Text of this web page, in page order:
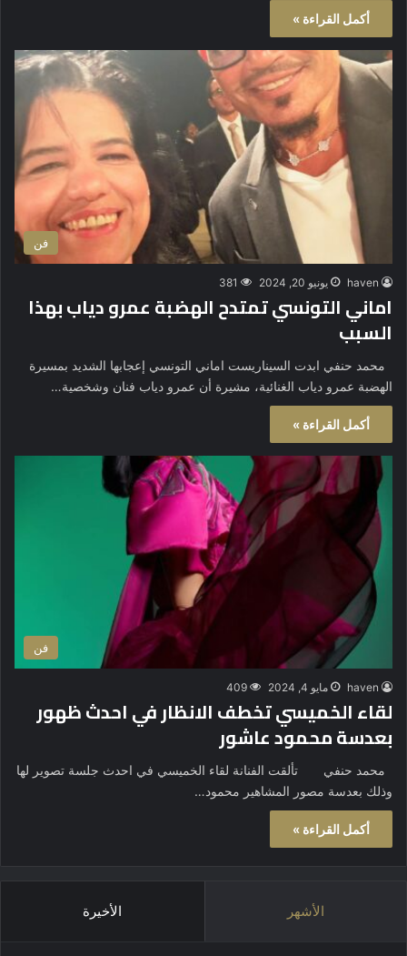
أكمل القراءة »
فن
haven يونيو 20, 2024 381
اماني التونسي تمتدح الهضبة عمرو دياب بهذا
السبب
محمد حنفي ابدت السيناريست اماني التونسي إعجابها الشديد بمسيرة
الهضبة عمرو دياب الغنائية، مشيرة أن عمرو دياب فنان وشخصية…
أكمل القراءة »
فن
haven مايو 4, 2024 409
لقاء الخميسي تخطف الانظار في احدث ظهور
بعدسة محمود عاشور
محمد حنفي تألقت الفنانة لقاء الخميسي في احدث جلسة تصوير لها
وذلك بعدسة مصور المشاهير محمود…
أكمل القراءة »
الأشهر الأخيرة